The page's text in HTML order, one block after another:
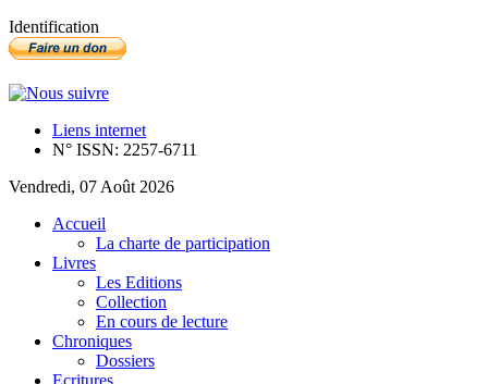
Identification
Liens internet
N° ISSN: 2257-6711
Vendredi, 07 Août 2026
Accueil
La charte de participation
Livres
Les Editions
Collection
En cours de lecture
Chroniques
Dossiers
Ecritures